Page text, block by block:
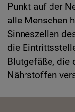
Punkt auf der
alle Menschen
Sinneszellen
die
Blutgefäße, die
Nährstoffen